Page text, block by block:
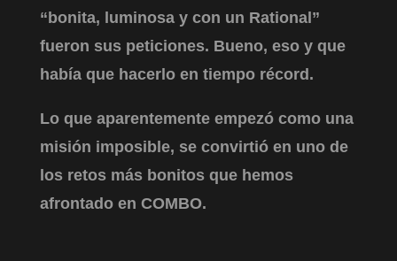
“bonita, luminosa y con un Rational”
fueron sus peticiones. Bueno, eso y que
había que hacerlo en tiempo récord.
Lo que aparentemente empezó como una
misión imposible, se convirtió en uno de
los retos más bonitos que hemos
afrontado en COMBO.